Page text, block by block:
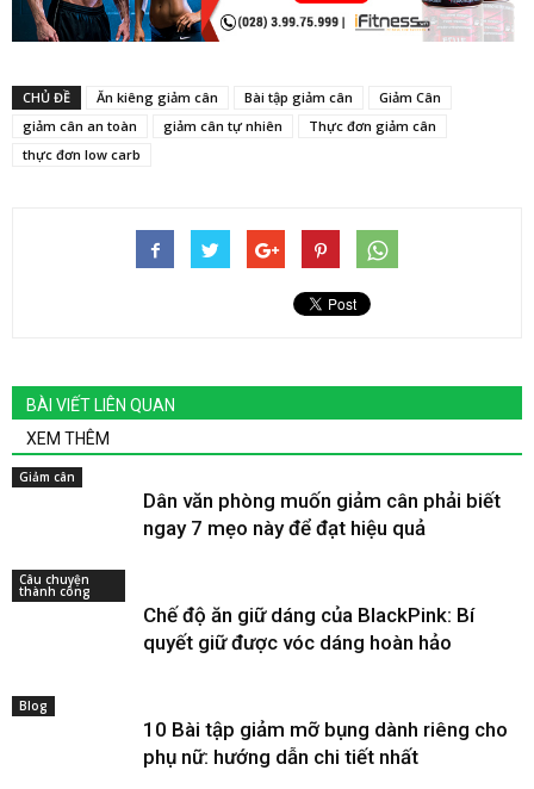
CHỦ ĐỀ Ăn kiêng giảm cân Bài tập giảm cân
Giảm Cân
giảm cân an toàn
giảm cân tự nhiên
Thực đơn giảm cân
thực đơn low carb
BÀI VIẾT LIÊN QUAN
XEM THÊM
Giảm cân
Dân văn phòng muốn giảm cân phải biết
ngay 7 mẹo này để đạt hiệu quả
Câu chuyện
thành công
Chế độ ăn giữ dáng của BlackPink: Bí
quyết giữ được vóc dáng hoàn hảo
Blog
10 Bài tập giảm mỡ bụng dành riêng cho
phụ nữ: hướng dẫn chi tiết nhất